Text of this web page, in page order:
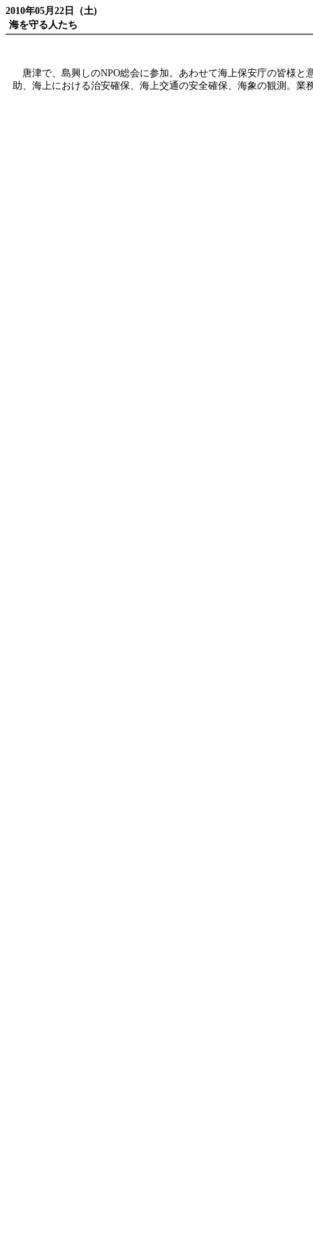
2010年05月22日（土)
海を守る人たち
唐津で、島興しのNPO総会に参加。あわせて海上保安庁の皆様
助、海上における治安確保、海上交通の安全確保、海象の観測。